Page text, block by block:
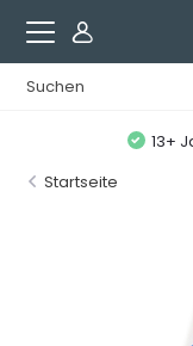
13+
Startseite